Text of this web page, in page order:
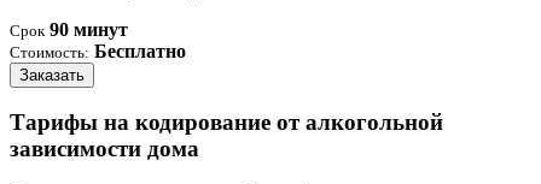
Срок 90 минут
Стоимость: Бесплатно
Заказать
Тарифы на кодирование от алкогольной
зависимости дома